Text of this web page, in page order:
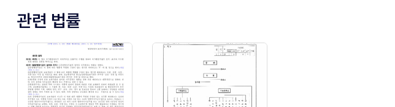
관련 법률